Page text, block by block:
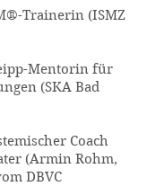
Trainerin (ISMZ
Mentorin für
(SKA Bad
Coach
(Armin Rohm,
DBVC